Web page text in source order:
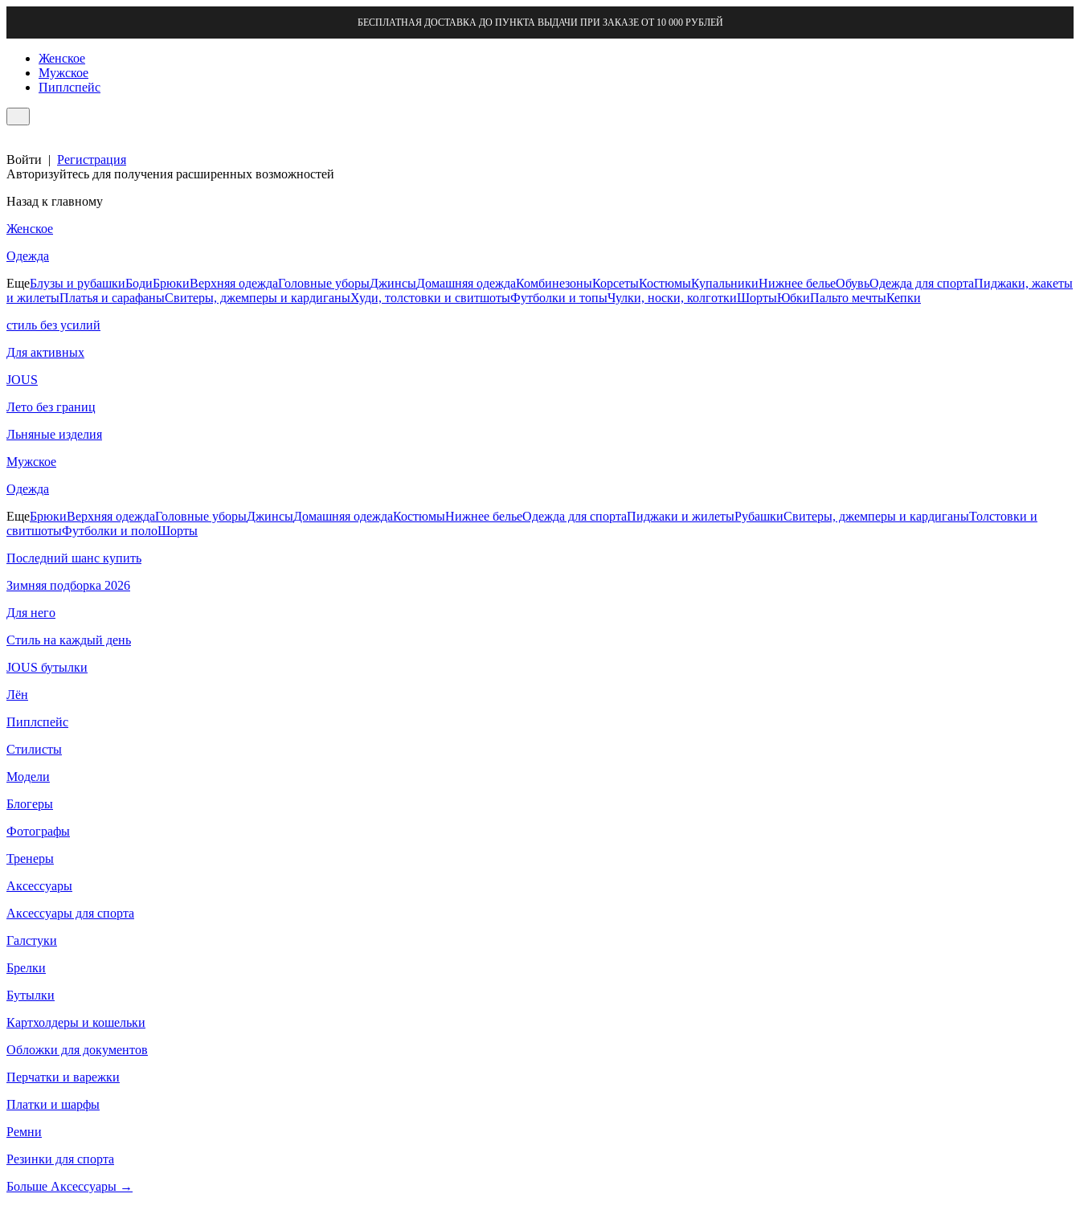
БЕСПЛАТНАЯ ДОСТАВКА ДО ПУНКТА ВЫДАЧИ ПРИ ЗАКАЗЕ ОТ 10 000 РУБЛЕЙ
Женское
Мужское
Пиплспейс
Войти | Регистрация
Авторизуйтесь для получения расширенных возможностей
Назад к главному
Женское
Одежда
ЕщеБлузы и рубашкиБодиБрюкиВерхняя одеждаГоловные уборыДжинсыДомашняя одеждаКомбинезоныКорсетыКостюмыКупальникиНижнее бельеОбувьОдежда для спортаПиджаки, жакеты
и жилетыПлатья и сарафаныСвитеры, джемперы и кардиганыХуди, толстовки и свитшотыФутболки и топыЧулки, носки, колготкиШортыЮбкиПальто мечтыКепки
стиль без усилий
Для активных
JOUS
Лето без границ
Льняные изделия
Мужское
Одежда
ЕщеБрюкиВерхняя одеждаГоловные уборыДжинсыДомашняя одеждаКостюмыНижнее бельеОдежда для спортаПиджаки и жилетыРубашкиСвитеры, джемперы и кардиганыТолстовки и
свитшотыФутболки и полоШорты
Последний шанс купить
Зимняя подборка 2026
Для него
Стиль на каждый день
JOUS бутылки
Лён
Пиплспейс
Стилисты
Модели
Блогеры
Фотографы
Тренеры
Аксессуары
Аксессуары для спорта
Галстуки
Брелки
Бутылки
Картхолдеры и кошельки
Обложки для документов
Перчатки и варежки
Платки и шарфы
Ремни
Резинки для спорта
Больше Аксессуары →